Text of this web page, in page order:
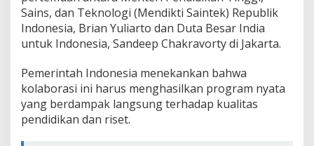
a
n
E
k
o
m
i
Sains, dan Teknologi (Mendikti Saintek) Republik
Indonesia, Brian Yuliarto dan Duta Besar India
untuk Indonesia, Sandeep Chakravorty di Jakarta.
Pemerintah Indonesia menekankan bahwa
kolaborasi ini harus menghasilkan program nyata
yang berdampak langsung terhadap kualitas
pendidikan dan riset.